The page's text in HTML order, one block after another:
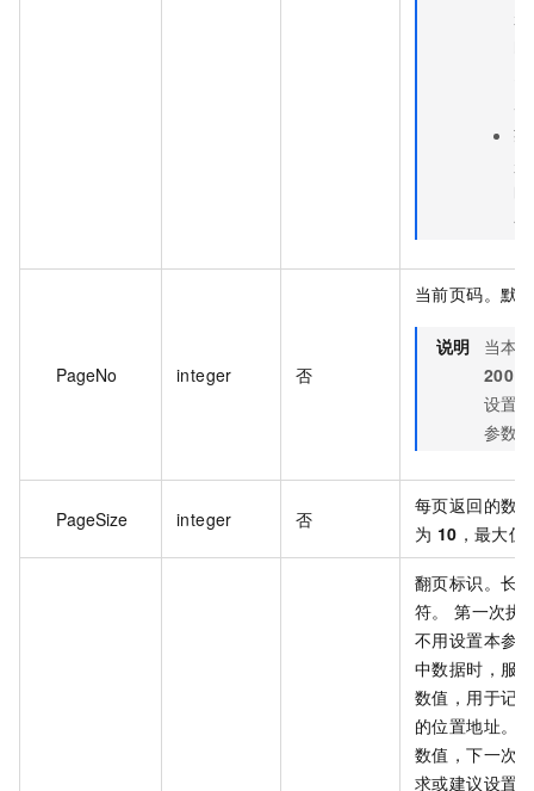
PageNo integer 否
当前页码。默
说明
当本
200
设置
参数
PageSize integer 否
每页返回的数
为 10 ，最大
翻页标识。长
符。 第一次执
不用设置本参
中数据时，服
数值，用于记
的位置地址。
数值，下一次
求或建议设置